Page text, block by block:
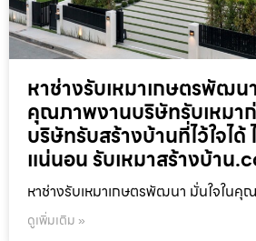
หาช่างรับเหมาเกษตรพัฒน
คุณภาพงานบริษัทรับเหมา
บริษัทรับสร้างบ้านที่ไว้ใจได้
แน่นอน รับเหมาสร้างบ้าน
หาช่างรับเหมาเกษตรพัฒนา มั่นใจในคุ
ดูเพิ่มเติม »